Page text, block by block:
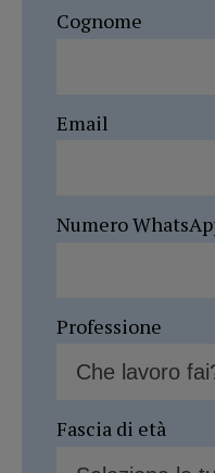
Cognome
Email
Numero
Professione
Fascia di età